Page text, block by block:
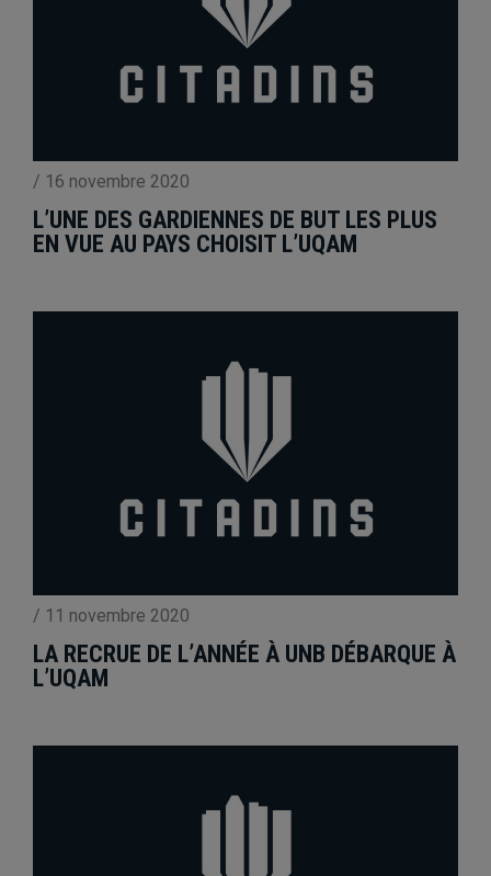
/ 16 novembre 2020
L’UNE DES GARDIENNES DE BUT LES PLUS
EN VUE AU PAYS CHOISIT L’UQAM
/ 11 novembre 2020
LA RECRUE DE L’ANNÉE À UNB DÉBARQUE À
L’UQAM